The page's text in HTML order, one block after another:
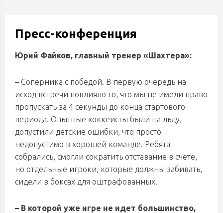
Пресс-конференция
Юрий Файков, главный тренер «Шахтера»:
– Соперника с победой. В первую очередь на
исход встречи повлияло то, что мы не имели право
пропускать за 4 секунды до конца стартового
периода. Опытные хоккеисты были на льду,
допустили детские ошибки, что просто
недопустимо в хорошей команде. Ребята
собрались, смогли сократить отставание в счете,
но отдельные игроки, которые должны забивать,
сидели в боксах для оштрафованных.
– В которой уже игре не идет большинство,